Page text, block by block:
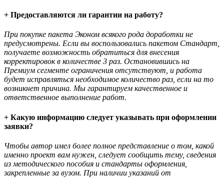
+ Предоставляются ли гарантии на работу?
При покупке пакета Эконом всякого рода доработки не
предусмотрены. Если вы воспользовались пакетом Стандарт,
получаете возможность обратиться для внесения
корректировок в количестве 3 раз. Остановившись на
Премиум сегменте ограничения отсутствуют, и работа
будет исправляться необходимое количество раз, если на то
возникнет причина. Мы гарантируем качественное и
ответственное выполнение работ.
+ Какую информацию следует указывать при оформлении
заявки?
Чтобы автор имел более полное представление о том, какой
именно проект вам нужен, следует сообщить тему, сведения
из методического пособия и стандарты оформления,
закрепленные за вузом. При наличии указаний от